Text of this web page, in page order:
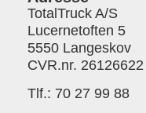
TotalTruck A/S
Lucernetoften 5
5550 Langeskov
CVR.nr. 26126622
Tlf.: 70 27 99 88